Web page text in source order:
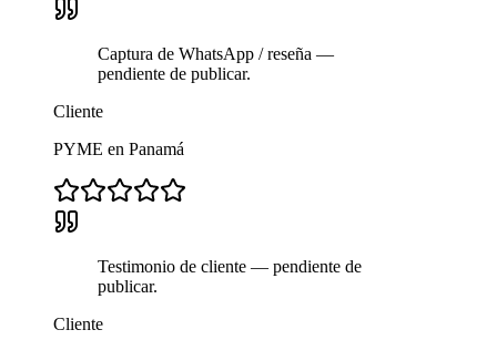
Captura de WhatsApp / reseña —
pendiente de publicar.
Cliente
PYME en Panamá
Testimonio de cliente — pendiente de
publicar.
Cliente